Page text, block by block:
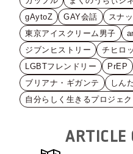
gAytoZ
GAY会話 スナ
東京アイスクリーム男子
ジブンヒストリー
チヒロ
LGBTフレンドリー
PrEP
ブリアナ・ギガンテ
しん
自分らしく生きるプロジェク
ARTICLE